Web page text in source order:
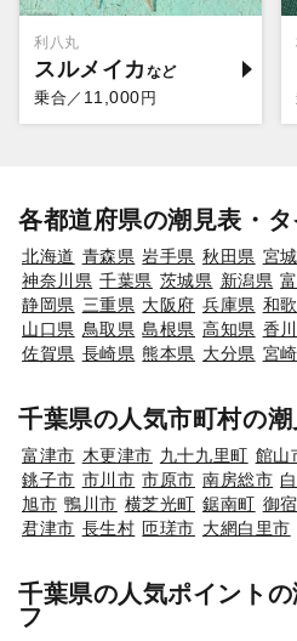
利八丸
スルメイカ
乗合／ 11,000円
各都道府県の潮見表・
北海道 青森県 岩手県 秋田県 宮
神奈川県 千葉県 茨城県 新潟県
静岡県 三重県 大阪府 兵庫県 和
山口県 鳥取県 島根県 高知県 香
佐賀県 長崎県 熊本県 大分県 宮
千葉県の人気市町村の
富津市 木更津市 九十九里町 館山
銚子市 市川市 市原市 南房総市
旭市 鴨川市 横芝光町 鋸南町 御
君津市 長生村 匝瑳市 大網白里市
千葉県の人気ポイント
フ